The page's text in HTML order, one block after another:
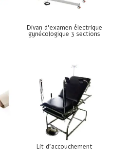
Divan d’examen électrique
gynécologique 3 sections
Lit d’accouchement